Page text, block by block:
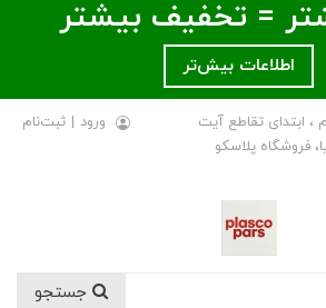
= تخفیف بیشتر
اطلاعات بیش‌تر
، ابتدای تقاطع آیت
فروشگاه پلاسکو
ورود | ثبت‌نام